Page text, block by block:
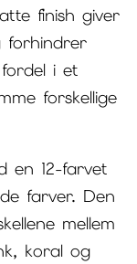
finish giver
forhindrer
i et
forskellige
en 12-farvet
farver. Den
mellem
koral og